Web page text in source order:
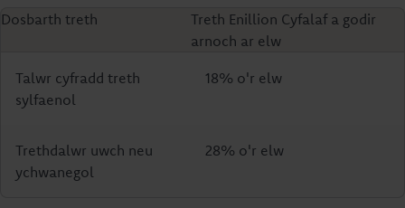
Dosbarth treth
Treth Enillion Cyfalaf a godir
arnoch ar elw
Talwr cyfradd treth
sylfaenol
18% o'r elw
Trethdalwr uwch neu
ychwanegol
28% o'r elw